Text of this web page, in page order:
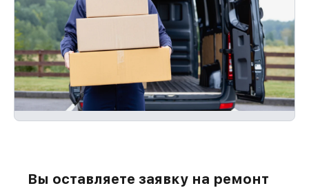
Вы оставляете заявку на ремонт